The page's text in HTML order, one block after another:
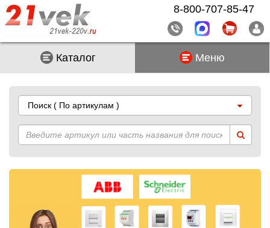
Каталог Меню
Поиск ( По артикулам )
8-800-707-85-47